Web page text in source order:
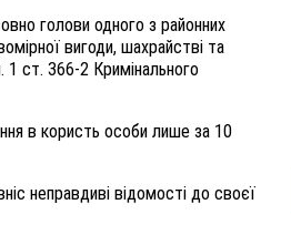
голови одного з районних
вигоди, шахрайстві та
1 ст. 366-2 Кримінального
в користь особи лише за 10
неправдиві відомості до своєї